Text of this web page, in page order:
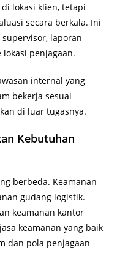
lokasi klien, tetapi
secara berkala. Ini
laporan
penjagaan.
internal yang
bekerja sesuai
di luar tugasnya.
Kebutuhan
berbeda. Keamanan
gudang logistik.
keamanan kantor
keamanan yang baik
dan pola penjagaan